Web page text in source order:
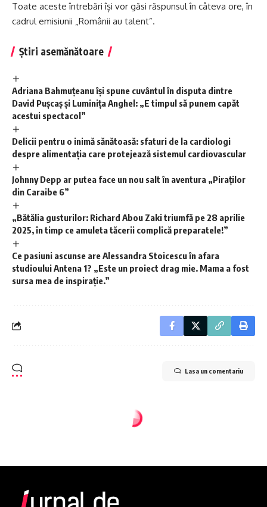
Toate aceste întrebări își vor găsi răspunsul în câteva ore, în
cadrul emisiunii „Românii au talent”.
Știri asemănătoare
Adriana Bahmuțeanu își spune cuvântul în disputa dintre
David Pușcaș și Luminița Anghel: „E timpul să punem capăt
acestui spectacol”
Delicii pentru o inimă sănătoasă: sfaturi de la cardiologi
despre alimentația care protejează sistemul cardiovascular
Johnny Depp ar putea face un nou salt în aventura „Piraților
din Caraibe 6”
„Bătălia gusturilor: Richard Abou Zaki triumfă pe 28 aprilie
2025, în timp ce amuleta tăcerii complică preparatele!”
Ce pasiuni ascunse are Alessandra Stoicescu în afara
studioului Antena 1? „Este un proiect drag mie. Mama a fost
sursa mea de inspirație.”
Lasa un comentariu